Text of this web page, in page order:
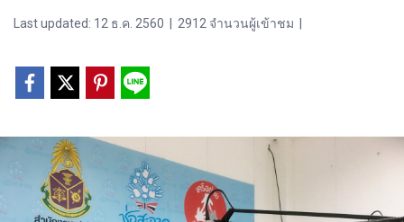
Last updated: 12 ธ.ค. 2560 2912 จำนวนผู้เข้าชม